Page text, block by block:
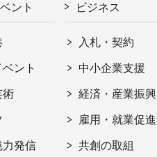
ント
ント
術
力発信
ビジネス
入札・契約
中小企業支援
経済・産業振興
雇用・就業促進
共創の取組